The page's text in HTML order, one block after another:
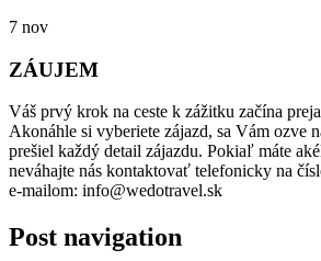
7 nov
ZÁUJEM
Váš prvý krok na ceste k zážitku začína
Akonáhle si vyberiete zájazd, sa Vám ozve
prešiel každý detail zájazdu. Pokiaľ máte
neváhajte nás kontaktovať telefonicky na
e-mailom: info@wedotravel.sk
Post navigation